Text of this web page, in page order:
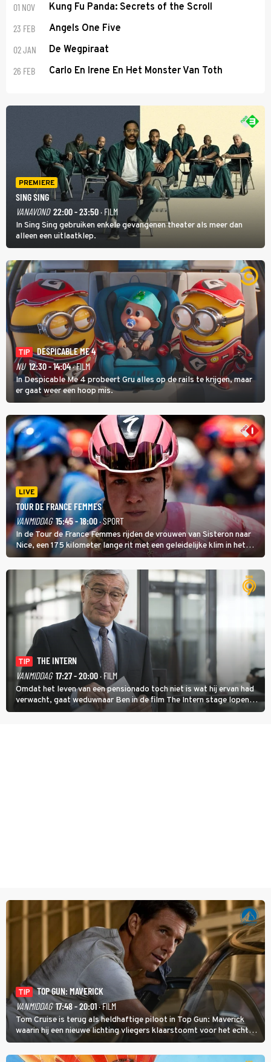
01 NOV Kung Fu Panda: Secrets of the Scroll
23 FEB Angels One Five
02 JAN De Wegpiraat
26 FEB Carlo En Irene En Het Monster Van Toth
PREMIERE
SING SING
VANAVOND 22:00 - 23:50· FILM
In Sing Sing gebruiken enkele gevangenen theater als meer dan
alleen een uitlaatklep.
TIP
DESPICABLE ME 4
NU 12:30 - 14:04· FILM
In Despicable Me 4 probeert Gru alles op de rails te krijgen, maar
er gaat weer een hoop mis.
LIVE
TOUR DE FRANCE FEMMES
VANMIDDAG 15:45 - 18:00· SPORT
In de Tour de France Femmes rijden de vrouwen van Sisteron naar
Nice, een 175 kilometer lange rit met een geleidelijke klim in het
midden. Dat is mogelijk niet de zwaarste hindernis, dat is de
temperatuur. Het kan in Nice namelijk bloedheet worden.
TIP
THE INTERN
VANMIDDAG 17:27 - 20:00· FILM
Omdat het leven van een pensionado toch niet is wat hij ervan had
verwacht, gaat weduwnaar Ben in de film The Intern stage lopen
bij de hippe webwinkel van Jules, wat een gouden zet blijkt te zijn.
TIP
TOP GUN: MAVERICK
VANMIDDAG 17:48 - 20:01· FILM
Tom Cruise is terug als heldhaftige piloot in Top Gun: Maverick
waarin hij een nieuwe lichting vliegers klaarstoomt voor het echte
werk.